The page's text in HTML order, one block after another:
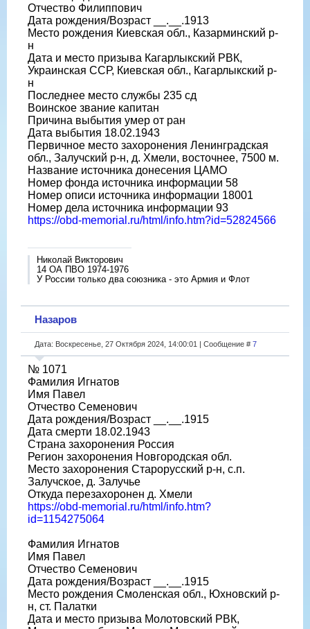
Отчество Филиппович
Дата рождения/Возраст __.__.1913
Место рождения Киевская обл., Казарминский р-
н
Дата и место призыва Кагарлыкский РВК,
Украинская ССР, Киевская обл., Кагарлыкский р-
н
Последнее место службы 235 сд
Воинское звание капитан
Причина выбытия умер от ран
Дата выбытия 18.02.1943
Первичное место захоронения Ленинградская
обл., Залучский р-н, д. Хмели, восточнее, 7500 м.
Название источника донесения ЦАМО
Номер фонда источника информации 58
Номер описи источника информации 18001
Номер дела источника информации 93
https://obd-memorial.ru/html/info.htm?id=52824566
Николай Викторович
14 ОА ПВО 1974-1976
У России только два союзника - это Армия и Флот
Назаров
Дата: Воскресенье, 27 Октября 2024, 14:00:01 | Сообщение # 7
№ 1071
Фамилия Игнатов
Имя Павел
Отчество Семенович
Дата рождения/Возраст __.__.1915
Дата смерти 18.02.1943
Страна захоронения Россия
Регион захоронения Новгородская обл.
Место захоронения Старорусский р-н, с.п.
Залучское, д. Залучье
Откуда перезахоронен д. Хмели
https://obd-memorial.ru/html/info.htm?
id=1154275064
Фамилия Игнатов
Имя Павел
Отчество Семенович
Дата рождения/Возраст __.__.1915
Место рождения Смоленская обл., Юхновский р-
н, ст. Палатки
Дата и место призыва Молотовский РВК,